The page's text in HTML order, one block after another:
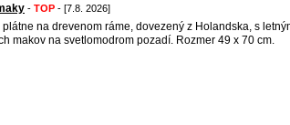
- TOP - [7.8. 2026]
plátne na drevenom ráme, dovezený z Holandska, s
makov na svetlomodrom pozadí. Rozmer 49 x 70 cm.